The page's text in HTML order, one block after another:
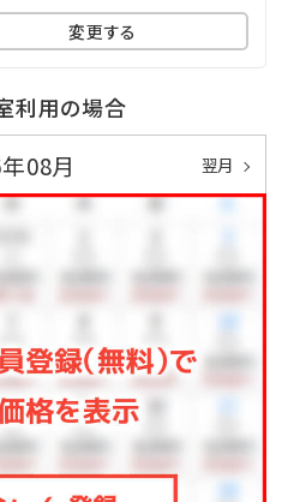
変更する
利用の場合
08月 翌月